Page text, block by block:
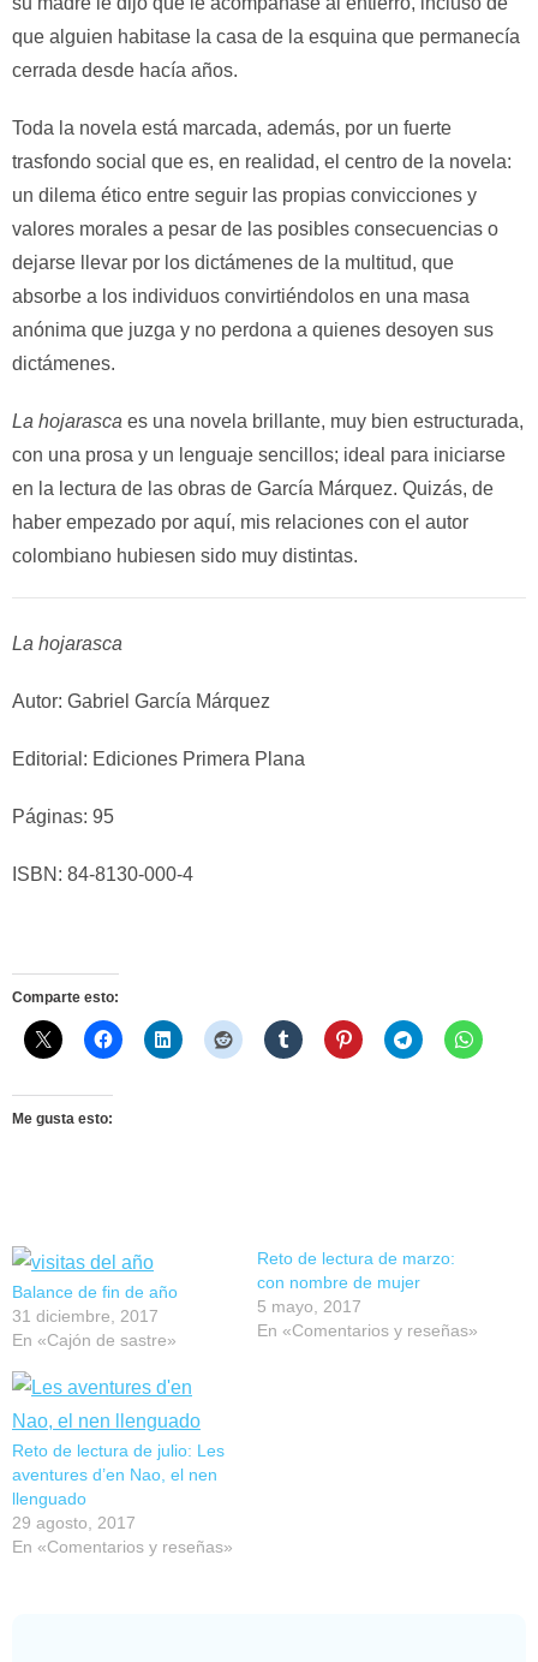
que alguien habitase la casa de la esquina que permanecía
cerrada desde hacía años.
Toda la novela está marcada, además, por un fuerte
trasfondo social que es, en realidad, el centro de la novela:
un dilema ético entre seguir las propias convicciones y
valores morales a pesar de las posibles consecuencias o
dejarse llevar por los dictámenes de la multitud, que
absorbe a los individuos convirtiéndolos en una masa
anónima que juzga y no perdona a quienes desoyen sus
dictámenes.
La hojarasca es una novela brillante, muy bien estructurada,
con una prosa y un lenguaje sencillos; ideal para iniciarse
en la lectura de las obras de García Márquez. Quizás, de
haber empezado por aquí, mis relaciones con el autor
colombiano hubiesen sido muy distintas.
La hojarasca
Autor: Gabriel García Márquez
Editorial: Ediciones Primera Plana
Páginas: 95
ISBN: 84-8130-000-4
Comparte esto:
Me gusta esto:
Balance de fin de año
31 diciembre, 2017
En «Cajón de sastre»
Reto de lectura de marzo:
con nombre de mujer
5 mayo, 2017
En «Comentarios y reseñas»
Reto de lectura de julio: Les
aventures d’en Nao, el nen
llenguado
29 agosto, 2017
En «Comentarios y reseñas»